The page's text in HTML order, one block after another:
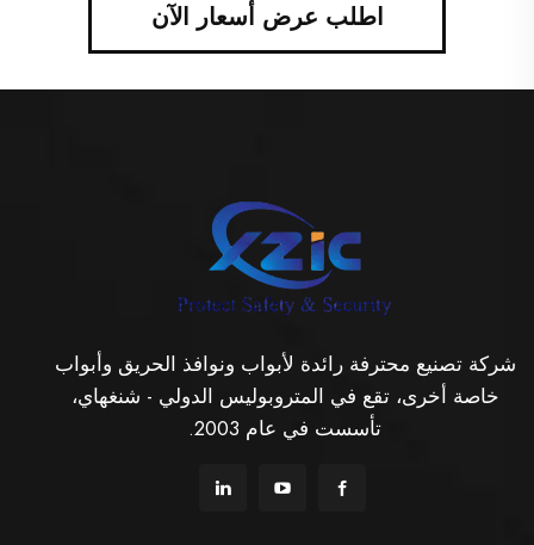
اطلب عرض أسعار الآن
شركة تصنيع محترفة رائدة لأبواب ونوافذ الحريق وأبواب
خاصة أخرى، تقع في المتروبوليس الدولي - شنغهاي،
تأسست في عام 2003.